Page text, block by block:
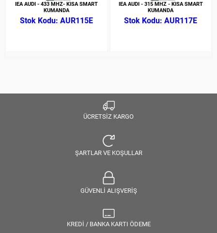
IEA AUDI - 433 MHZ- KISA SMART
KUMANDA
AUR115E
IEA AUDI - 315 MHZ - KISA SMART
KUMANDA
AUR117E
ÜCRETSİZ KARGO
ŞARTLAR VE KOŞULLAR
GÜVENLİ ALIŞVERİŞ
KREDİ / BANKA KARTI ÖDEME